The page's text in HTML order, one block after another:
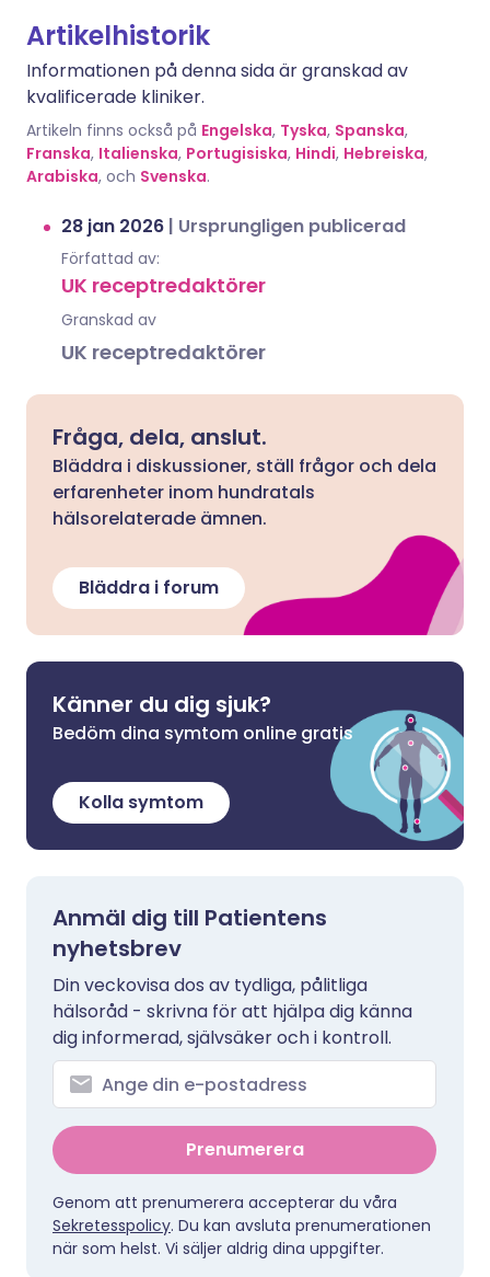
Artikelhistorik
Informationen på denna sida är granskad av
kvalificerade kliniker.
Artikeln finns också på Engelska, Tyska, Spanska,
Franska, Italienska, Portugisiska, Hindi, Hebreiska,
Arabiska, och Svenska.
28 jan 2026 | Ursprungligen publicerad
Författad av:
UK receptredaktörer
Granskad av
UK receptredaktörer
Fråga, dela, anslut.
Bläddra i diskussioner, ställ frågor och dela
erfarenheter inom hundratals
hälsorelaterade ämnen.
Bläddra i forum
Känner du dig sjuk?
Bedöm dina symtom online gratis
Kolla symtom
Anmäl dig till Patientens
nyhetsbrev
Din veckovisa dos av tydliga, pålitliga
hälsoråd - skrivna för att hjälpa dig känna
dig informerad, självsäker och i kontroll.
Prenumerera
Genom att prenumerera accepterar du våra
Sekretesspolicy. Du kan avsluta prenumerationen
när som helst. Vi säljer aldrig dina uppgifter.